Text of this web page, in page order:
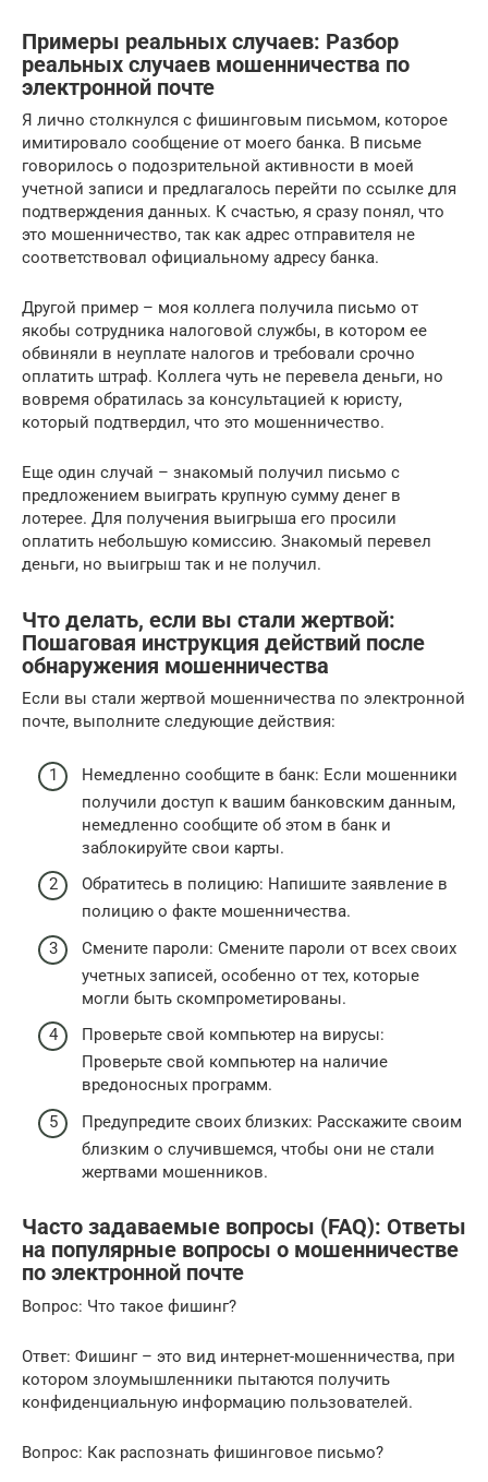
Примеры реальных случаев: Разбор
реальных случаев мошенничества по
электронной почте
Я лично столкнулся с фишинговым письмом, которое
имитировало сообщение от моего банка. В письме
говорилось о подозрительной активности в моей
учетной записи и предлагалось перейти по ссылке для
подтверждения данных. К счастью, я сразу понял, что
это мошенничество, так как адрес отправителя не
соответствовал официальному адресу банка.
Другой пример – моя коллега получила письмо от
якобы сотрудника налоговой службы, в котором ее
обвиняли в неуплате налогов и требовали срочно
оплатить штраф. Коллега чуть не перевела деньги, но
вовремя обратилась за консультацией к юристу,
который подтвердил, что это мошенничество.
Еще один случай – знакомый получил письмо с
предложением выиграть крупную сумму денег в
лотерее. Для получения выигрыша его просили
оплатить небольшую комиссию. Знакомый перевел
деньги, но выигрыш так и не получил.
Что делать, если вы стали жертвой:
Пошаговая инструкция действий после
обнаружения мошенничества
Если вы стали жертвой мошенничества по электронной
почте, выполните следующие действия:
Немедленно сообщите в банк: Если мошенники
получили доступ к вашим банковским данным,
немедленно сообщите об этом в банк и
заблокируйте свои карты.
Обратитесь в полицию: Напишите заявление в
полицию о факте мошенничества.
Смените пароли: Смените пароли от всех своих
учетных записей, особенно от тех, которые
могли быть скомпрометированы.
Проверьте свой компьютер на вирусы:
Проверьте свой компьютер на наличие
вредоносных программ.
Предупредите своих близких: Расскажите своим
близким о случившемся, чтобы они не стали
жертвами мошенников.
Часто задаваемые вопросы (FAQ): Ответы
на популярные вопросы о мошенничестве
по электронной почте
Вопрос: Что такое фишинг?
Ответ: Фишинг – это вид интернет-мошенничества, при
котором злоумышленники пытаются получить
конфиденциальную информацию пользователей.
Вопрос: Как распознать фишинговое письмо?